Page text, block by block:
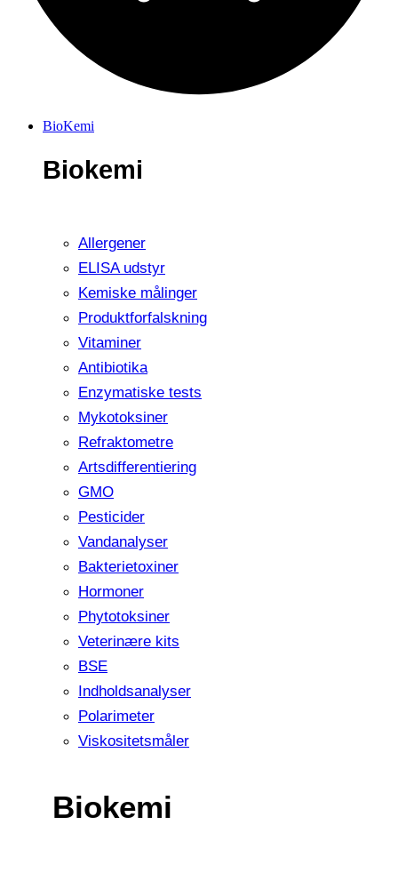
BioKemi
Biokemi
Allergener
ELISA udstyr
Kemiske målinger
Produktforfalskning
Vitaminer
Antibiotika
Enzymatiske tests
Mykotoksiner
Refraktometre
Artsdifferentiering
GMO
Pesticider
Vandanalyser
Bakterietoxiner
Hormoner
Phytotoksiner
Veterinære kits
BSE
Indholdsanalyser
Polarimeter
Viskositetsmåler
Biokemi